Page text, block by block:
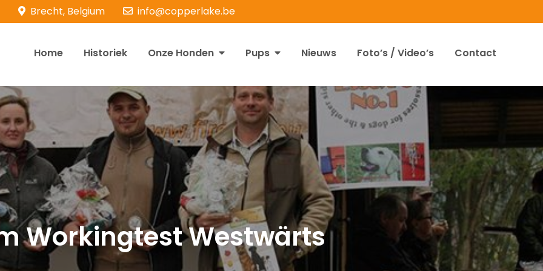
Brecht, Belgium info@copperlake.be
Retrievers
Home Historiek Onze Honden Pups Nieuws Foto’s / Video’s Contact
Workingtest Westwärts